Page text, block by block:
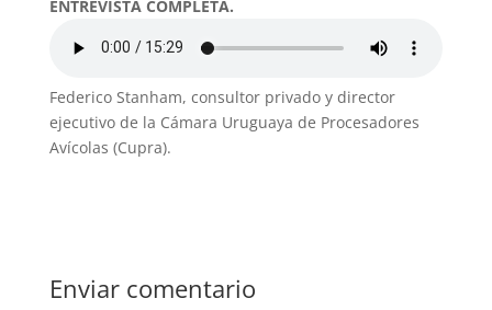
ENTREVISTA COMPLETA.
Federico Stanham, consultor privado y director
ejecutivo de la Cámara Uruguaya de Procesadores
Avícolas (Cupra).
Enviar comentario